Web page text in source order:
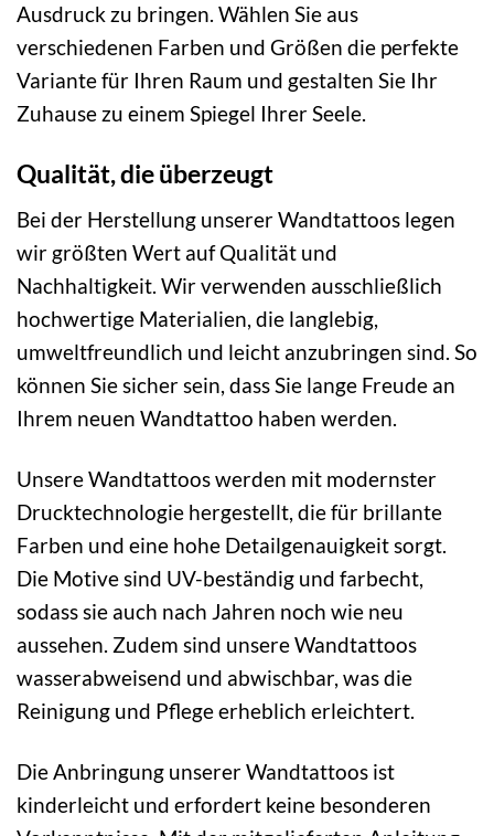
Ausdruck zu bringen. Wählen Sie aus
verschiedenen Farben und Größen die perfekte
Variante für Ihren Raum und gestalten Sie Ihr
Zuhause zu einem Spiegel Ihrer Seele.
Qualität, die überzeugt
Bei der Herstellung unserer Wandtattoos legen
wir größten Wert auf Qualität und
Nachhaltigkeit. Wir verwenden ausschließlich
hochwertige Materialien, die langlebig,
umweltfreundlich und leicht anzubringen sind. So
können Sie sicher sein, dass Sie lange Freude an
Ihrem neuen Wandtattoo haben werden.
Unsere Wandtattoos werden mit modernster
Drucktechnologie hergestellt, die für brillante
Farben und eine hohe Detailgenauigkeit sorgt.
Die Motive sind UV-beständig und farbecht,
sodass sie auch nach Jahren noch wie neu
aussehen. Zudem sind unsere Wandtattoos
wasserabweisend und abwischbar, was die
Reinigung und Pflege erheblich erleichtert.
Die Anbringung unserer Wandtattoos ist
kinderleicht und erfordert keine besonderen